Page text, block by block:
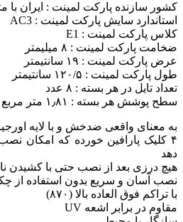
کشور سازنده پارکت لمینت : ایران با
استاندارد سایش پارکت لمینت : AC3
کلاس پارکت لمینت : E1
ضخامت پارکت لمینت : ۸ میلیمتر
عرض پارکت لمینت : ۱۹ سانتیمتر
طول پارکت لمینت : ۱۲۰/۵ سانتیمتر
تعداد تایل در هر بسته : ۸ عدد
سطح پوشش هر بسته : ۱٫۸۱ متر مربع
به معنای واقعی ضدخش و با لایه
۴ کلیک پارافین خورده که امکان
دهد
هیچ درزی بعد از نصب حتی با کشیدن
نصب آسان و سریع بدون استفاده از
با تراکم فوق العاده بالا (٨٧٠)
مقاوم در برابر اشعه UV